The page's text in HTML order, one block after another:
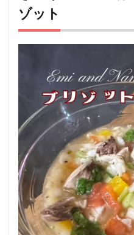
んメ
ニュ
ー：
ブリ
このレ
シピを
考案し
人：
ようこ
ゾット